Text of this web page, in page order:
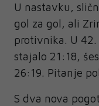
U nastavku,
gol za gol, ali
protivnika. U
stajalo 21:18,
26:19. Pitanje
S dva nova